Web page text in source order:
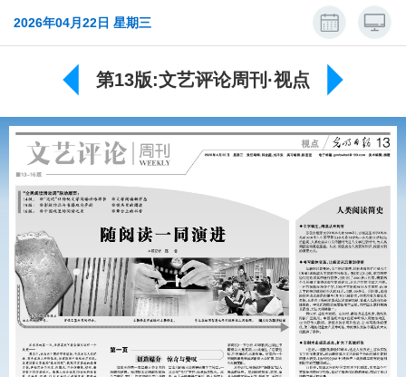
2026年04月22日 星期三
第13版:文艺评论周刊·视点